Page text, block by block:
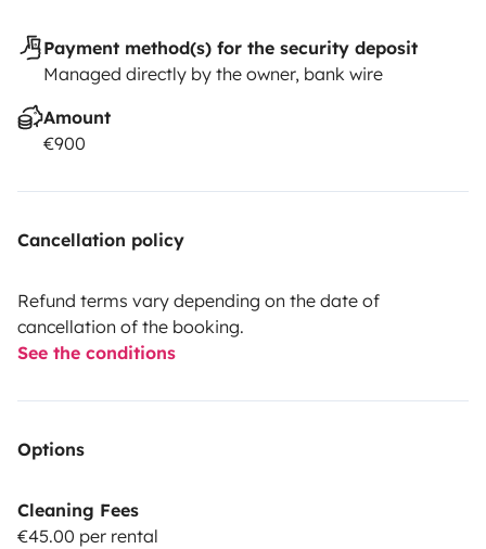
Payment method(s) for the security deposit
Managed directly by the owner, bank wire
Amount
€900
Cancellation policy
Refund terms vary depending on the date of
cancellation of the booking.
See the conditions
Options
Cleaning Fees
€45.00 per rental